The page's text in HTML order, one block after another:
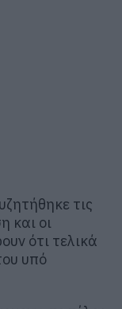
τις
και οι
ότι τελικά
υπό